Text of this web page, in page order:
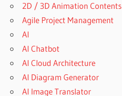
2D / 3D Animation Contents
Agile Project Management
AI
AI Chatbot
AI Cloud Architecture
AI Diagram Generator
AI Image Translator